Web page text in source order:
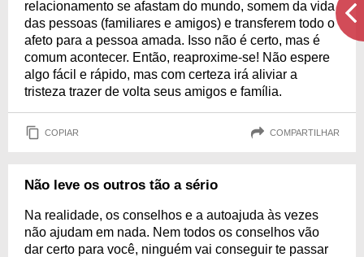
relacionamento se afastam do mundo, somem da vida
das pessoas (familiares e amigos) e transferem todo o
afeto para a pessoa amada. Isso não é certo, mas é
comum acontecer. Então, reaproxime-se! Não espere
algo fácil e rápido, mas com certeza irá aliviar a
tristeza trazer de volta seus amigos e família.
COPIAR COMPARTILHAR
Não leve os outros tão a sério
Na realidade, os conselhos e a autoajuda às vezes
não ajudam em nada. Nem todos os conselhos vão
dar certo para você, ninguém vai conseguir te passar